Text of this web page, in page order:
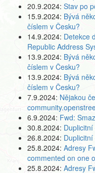
20.9.2024: Stav po
15.9.2024: Bývá
číslem v Česku?
14.9.2024: Detekce
Republic Address
13.9.2024: Bývá
číslem v Česku?
13.9.2024: Bývá
číslem v Česku?
7.9.2024: Nějakou
6.9.2024: Fwd:
30.8.2024:
26.8.2024:
25.8.2024: Adresy
commented on one
25.8.2024: Adresy